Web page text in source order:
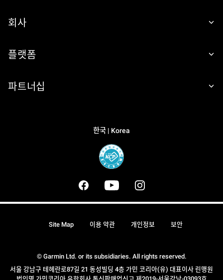
회사
플랫폼
파트너십
한국 | Korea
© Garmin Ltd. or its subsidiaries. All rights reserved.
서울 강남구 테헤란로87길 21 동성빌딩 4층 가민 코리아(유) 대표이사 린맹원
Site Map 이용 약관 개인정보 보안